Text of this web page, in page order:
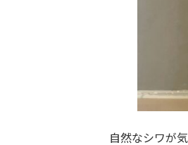
自然なシワが